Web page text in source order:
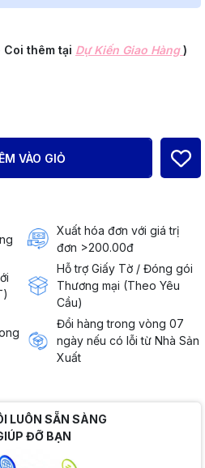
thêm tại Dự Kiến Giao Hàng)
VÀO GIỎ
Xuất hóa đơn với giá trị
đơn >200.00đ
Hỗ trợ Giấy Tờ / Đóng gói
Thương mại (Theo Yêu
Cầu)
Đổi hàng trong vòng 07
ngày nếu có lỗi từ Nhà Sản
Xuất
LUÔN SẴN SÀNG
ĐỠ BẠN